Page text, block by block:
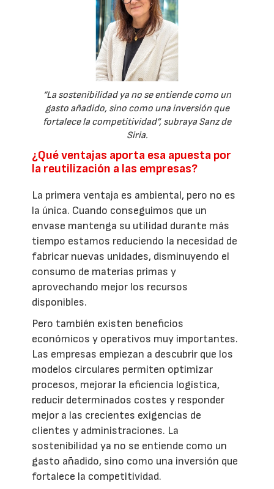
“La sostenibilidad ya no se entiende como un
gasto añadido, sino como una inversión que
fortalece la competitividad”, subraya Sanz de
Siria.
¿Qué ventajas aporta esa apuesta por
la reutilización a las empresas?
La primera ventaja es ambiental, pero no es
la única. Cuando conseguimos que un
envase mantenga su utilidad durante más
tiempo estamos reduciendo la necesidad de
fabricar nuevas unidades, disminuyendo el
consumo de materias primas y
aprovechando mejor los recursos
disponibles.
Pero también existen beneficios
económicos y operativos muy importantes.
Las empresas empiezan a descubrir que los
modelos circulares permiten optimizar
procesos, mejorar la eficiencia logística,
reducir determinados costes y responder
mejor a las crecientes exigencias de
clientes y administraciones. La
sostenibilidad ya no se entiende como un
gasto añadido, sino como una inversión que
fortalece la competitividad.